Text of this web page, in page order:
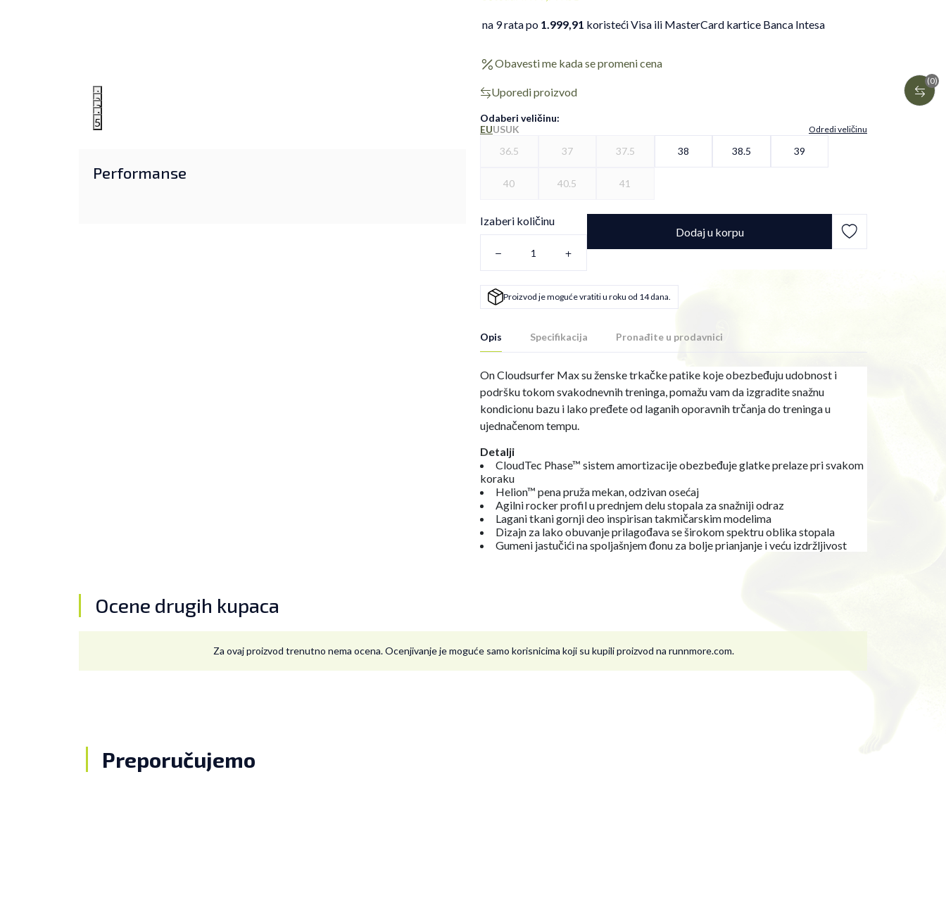
(0)
1
2
3
4
5
Performanse
na 9 rata po 1.999,91 koristeći Visa ili MasterCard kartice Banca Intesa
Obavesti me kada se promeni cena
Uporedi proizvod
Odaberi veličinu:
EUUSUK Odredi veličinu
36.5 37 37.5 38 38.5 39
40 40.5 41
Izaberi količinu
Dodaj u korpu
Proizvod je moguće vratiti u roku od 14 dana.
Opis Specifikacija Pronađite u prodavnici
On Cloudsurfer Max su ženske trkačke patike koje obezbeđuju udobnost i
podršku tokom svakodnevnih treninga, pomažu vam da izgradite snažnu
kondicionu bazu i lako pređete od laganih oporavnih trčanja do treninga u
ujednačenom tempu.
Detalji
CloudTec Phase™ sistem amortizacije obezbeđuje glatke prelaze pri svakom
koraku
Helion™ pena pruža mekan, odzivan osećaj
Agilni rocker profil u prednjem delu stopala za snažniji odraz
Lagani tkani gornji deo inspirisan takmičarskim modelima
Dizajn za lako obuvanje prilagođava se širokom spektru oblika stopala
Gumeni jastučići na spoljašnjem đonu za bolje prianjanje i veću izdržljivost
Ocene drugih kupaca
Za ovaj proizvod trenutno nema ocena. Ocenjivanje je moguće samo korisnicima koji su kupili proizvod na runnmore.com.
Preporučujemo